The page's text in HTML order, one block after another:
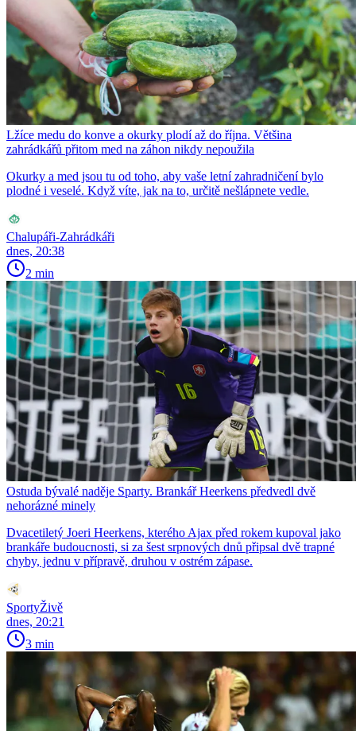
Lžíce medu do konve a okurky plodí až do října. Většina
zahrádkářů přitom med na záhon nikdy nepoužila
Okurky a med jsou tu od toho, aby vaše letní zahradničení bylo
plodné i veselé. Když víte, jak na to, určitě nešlápnete vedle.
Chalupáři-Zahrádkáři
dnes, 20:38
2 min
Ostuda bývalé naděje Sparty. Brankář Heerkens předvedl dvě
nehorázné minely
Dvacetiletý Joeri Heerkens, kterého Ajax před rokem kupoval jako
brankáře budoucnosti, si za šest srpnových dnů připsal dvě trapné
chyby, jednu v přípravě, druhou v ostrém zápase.
SportyŽivě
dnes, 20:21
3 min